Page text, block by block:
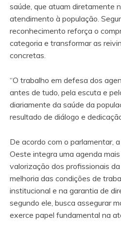
saúde, que atuam diretamente
atendimento à população.
reconhecimento reforça o
categoria e transformar as
concretas.
“O trabalho em defesa dos
antes de tudo, pela escuta e
diariamente da saúde da
resultado de diálogo e
De acordo com o parlamentar,
Oeste integra uma agenda
valorização dos profissionais
melhoria das condições de
institucional e na garantia de
segundo ele, busca assegurar
exerce papel fundamental na